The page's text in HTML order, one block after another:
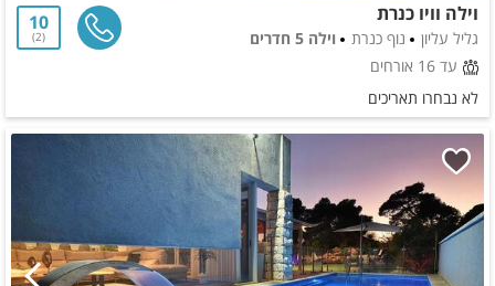
וילה וויו כנרת
גליל עליון נוף כנרת
וילה 5 חדרים
עד 16 אורחים
10
2
לא נבחרו תאריכים